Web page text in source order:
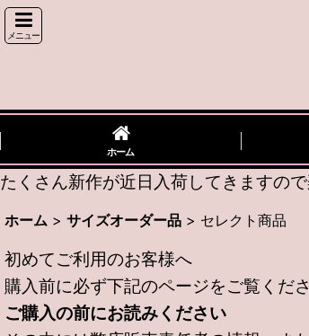
メニュー
ホーム
たくさん新作が近日入荷してきますの
ホーム > サイズオーダー品 > セレクト商品
初めてご利用のお客様へ
購入前に必ず下記のページをご覧くだ
ご購入の前にお読みください